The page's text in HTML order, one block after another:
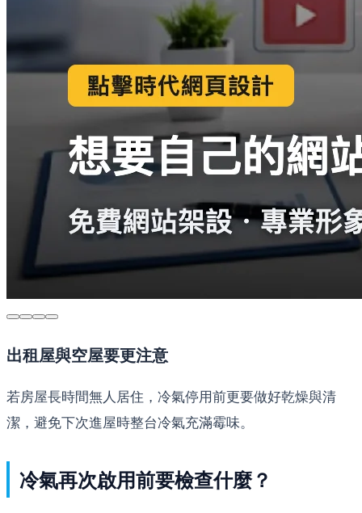
出租屋與空屋要更注意
若房屋長時間無人居住，冷氣停用前更要做好乾燥與清
潔，避免下次進屋時整台冷氣充滿霉味。
冷氣再次啟用前要檢查什麼？